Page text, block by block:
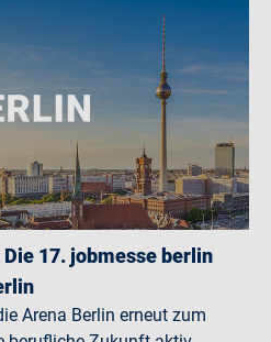
17. jobmesse berlin
Arena Berlin erneut zum